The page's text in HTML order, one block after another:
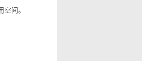
间。